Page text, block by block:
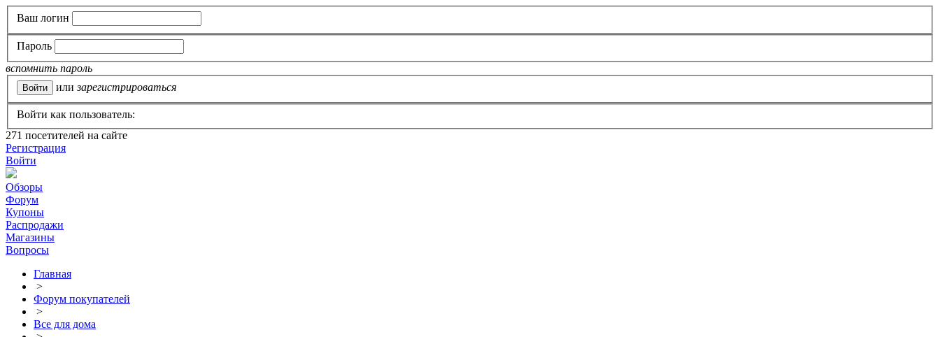
Ваш логин
Пароль
вспомнить пароль
или зарегистрироваться
Войти как пользователь:
271 посетителей на сайте
Регистрация
Войти
Обзоры
Форум
Купоны
Распродажи
Магазины
Вопросы
Главная
>
Форум покупателей
>
Все для дома